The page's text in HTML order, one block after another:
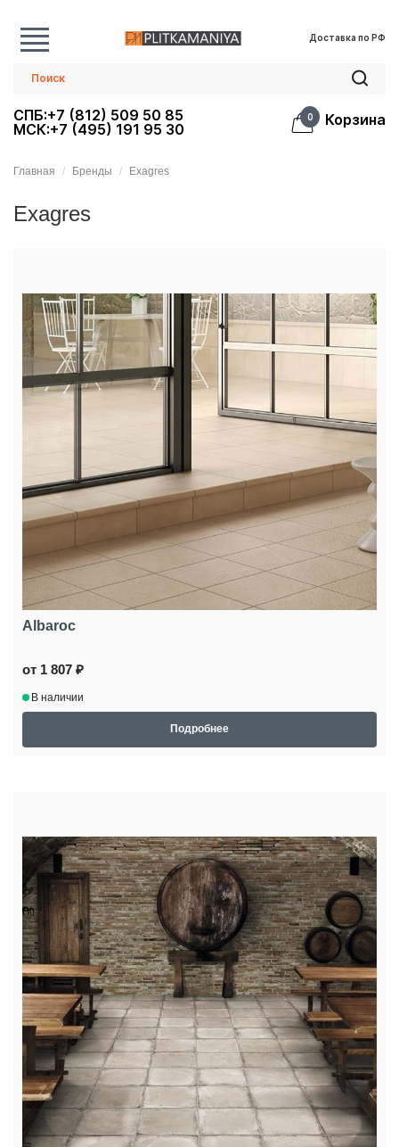
Доставка по РФ
СПБ:+7 (812) 509 50 85
МСК:+7 (495) 191 95 30
0 Корзина
Главная Бренды Exagres
Exagres
Albaroc
от 1 807 ₽
В наличии
Подробнее